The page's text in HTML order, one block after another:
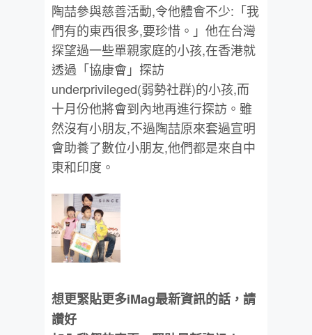
陶喆參與慈善活動,令他體會不少:「我
們有的東西很多,要珍惜。」他在台灣
探望過一些單親家庭的小孩,在香港就
透過「協康會」探訪
underprivileged(弱勢社群)的小孩,而
十月份他將會到內地再進行探訪。雖
然沒有小朋友,不過陶喆原來套過宣明
會助養了數位小朋友,他們都是來自中
東和印度。
想更緊貼更多iMag最新資訊的話，請
讚好